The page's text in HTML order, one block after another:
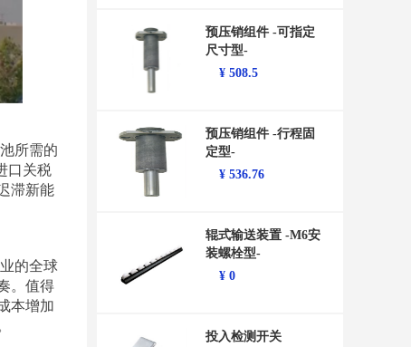
所需的
口关税
滞新能
的全球
。值得
本增加
预压销组件 -可指定
尺寸型-
¥ 508.5
预压销组件 -行程固
定型-
¥ 536.76
辊式输送装置 -M6安
装螺栓型-
¥ 0
投入检测开关